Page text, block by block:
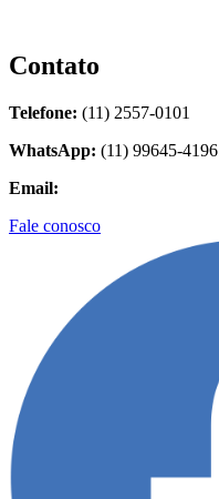
Contato
Telefone: (11) 2557-0101
WhatsApp: (11) 99645-4196
Email:
Fale conosco